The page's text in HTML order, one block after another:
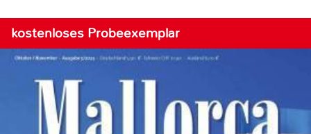
kostenloses Probeexemplar